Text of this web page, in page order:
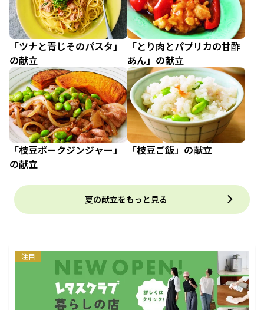
「ツナと青じそのパスタ」
の献立
「とり肉とパプリカの甘酢
あん」の献立
「枝豆ポークジンジャー」
の献立
「枝豆ご飯」の献立
夏の献立をもっと見る
注目